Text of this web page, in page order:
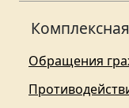
Обращения